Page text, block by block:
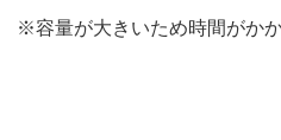
※容量が大きいため時間がか